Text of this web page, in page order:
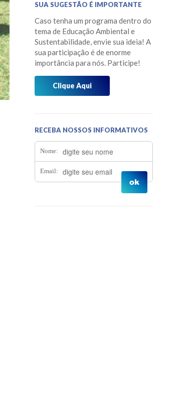
Horta Medicinal Suspensa
Jardim das Borboletas
Jardim dos Sentidos
Mensagens do Projeto Água
Mídia
Os Caminhos da Água
Os Pássaros que Vivem Aqui
Prêmios
Fevereiro 2026
Janeiro 2026
Dezembro 2025
Novembro 2025
Agosto 2025
Julho 2025
Junho 2025
SUA SUGESTÃO É IMPORTANTE
Caso tenha um programa dentro do
tema de Educação Ambiental e
Sustentabilidade, envie sua ideia! A
sua participação é de enorme
importância para nós. Participe!
Clique Aqui
RECEBA NOSSOS INFORMATIVOS
Nome:
Email: